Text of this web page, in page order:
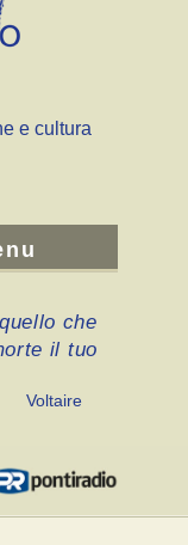
e cultura
che
il tuo
Voltaire